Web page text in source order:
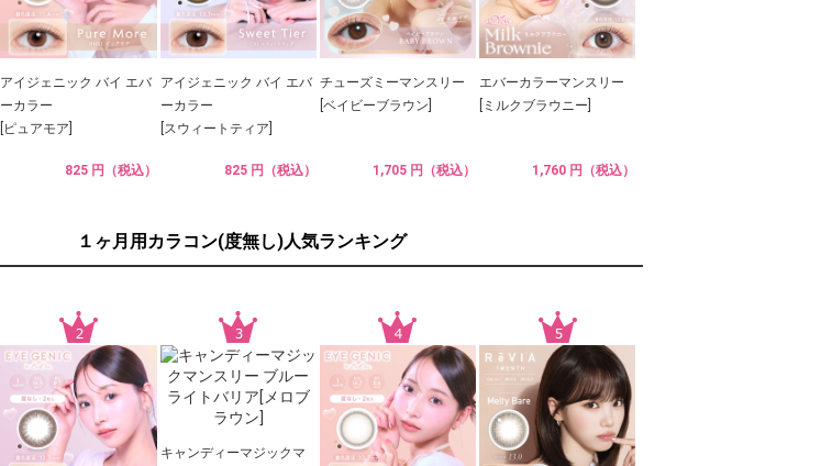
アイジェニック バイ エバ
ーカラー
[ピュアモア]
825 円（税込）
アイジェニック バイ エバ
ーカラー
[スウィートティア]
825 円（税込）
チューズミーマンスリー
[ベイビーブラウン]
1,705 円（税込）
エバーカラーマンスリー
[ミルクブラウニー]
1,760 円（税込）
１ヶ月用カラコン(度無し)人気ランキング
キャンディーマジックマ